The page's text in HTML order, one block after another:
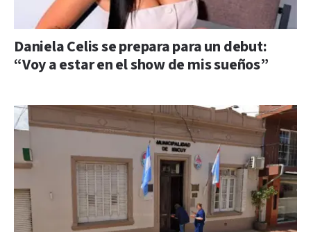
Daniela Celis se prepara para un debut:
“Voy a estar en el show de mis sueños”